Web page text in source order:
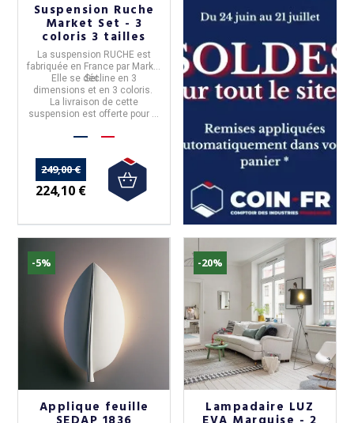
Suspension Ruche
Market Set - 3
coloris 3 tailles
La suspension RUCHE est
fabriquée en Francepar Market
Set.
Elle se décline en 3
dimensions et en 3 coloris.
La livraison de cette
suspension est offerte pour la
249,00 €
224,10 €
-5%
Applique feuille
-20%
Lampadaire LUZ